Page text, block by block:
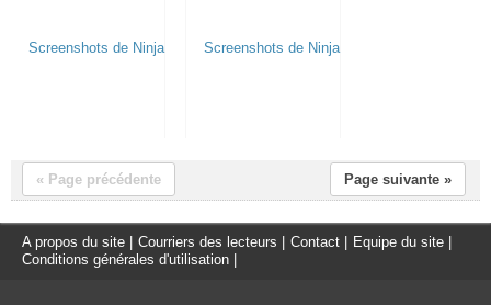
« Page précédente Page suivante »
A propos du site Courriers des lecteurs Contact Equipe du site
Conditions générales d'utilisation